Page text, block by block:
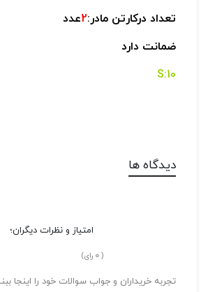
تعداد درکارتن مادر:2عدد
ضمانت دارد
10:S
دیدگاه ها
امتیاز و نظرات دیگران؛
(
0 رای)
تجربه خریداران و جواب سوالات خود را اینجا